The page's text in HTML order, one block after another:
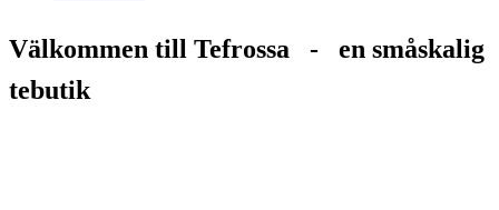
Välkommen till Tefrossa - en småskalig
tebutik